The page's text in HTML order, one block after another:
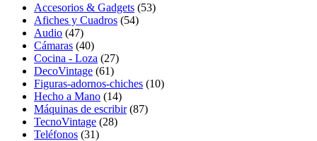
Accesorios & Gadgets (53)
Afiches y Cuadros (54)
Audio (47)
Cámaras (40)
Cocina - Loza (27)
DecoVintage (61)
Figuras-adornos-chiches (10)
Hecho a Mano (14)
Máquinas de escribir (87)
TecnoVintage (28)
Teléfonos (31)